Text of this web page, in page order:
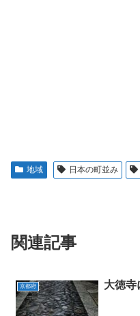
地域 日本の町並み
関連記事
京都府 大徳寺